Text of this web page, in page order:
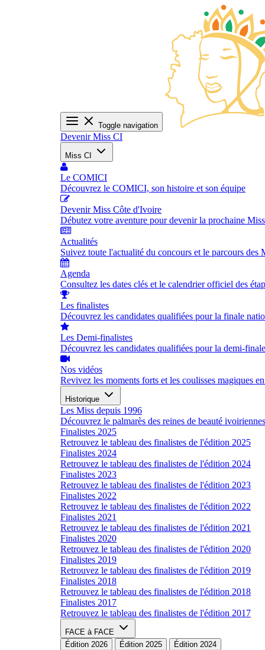
Toggle navigation
Devenir Miss CI
Miss CI
Le COMICI
Découvrez le COMICI, son histoire et son équipe
Devenir Miss Côte d'Ivoire
Débutez votre aventure pour devenir la prochaine
Actualités
Suivez toute l'actualité du concours et le parcours des
Agenda
Consultez les dates clés et le calendrier officiel des
Les finalistes
Découvrez les candidates qualifiées pour la finale
Les Demi-finalistes
Découvrez les candidates qualifiées pour la demi-finale
Nos vidéos
Revivez les moments forts et les coulisses magiques
Historique
Les Miss depuis 1996
Découvrez le palmarès des reines de beauté ivoiriennes
Finalistes 2025
Retrouvez le tableau des finalistes de l'édition 2025
Finalistes 2024
Retrouvez le tableau des finalistes de l'édition 2024
Finalistes 2023
Retrouvez le tableau des finalistes de l'édition 2023
Finalistes 2022
Retrouvez le tableau des finalistes de l'édition 2022
Finalistes 2021
Retrouvez le tableau des finalistes de l'édition 2021
Finalistes 2020
Retrouvez le tableau des finalistes de l'édition 2020
Finalistes 2019
Retrouvez le tableau des finalistes de l'édition 2019
Finalistes 2018
Retrouvez le tableau des finalistes de l'édition 2018
Finalistes 2017
Retrouvez le tableau des finalistes de l'édition 2017
FACE à FACE
Édition 2026
Édition 2025 Édition 2024